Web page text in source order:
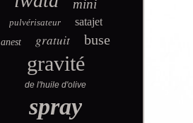
mini
pulvérisateur satajet
anest gratuit buse
gravité
de l'huile d'olive
spray